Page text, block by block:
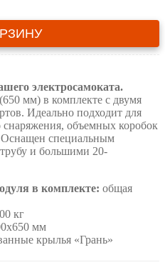
электросамоката.
мм) в комплекте с двумя
Идеально подходит для
снаряжения, объемных коробок
Оснащен специальным
и большими 20-
в комплекте: общая
кг
мм
крылья «Грань»